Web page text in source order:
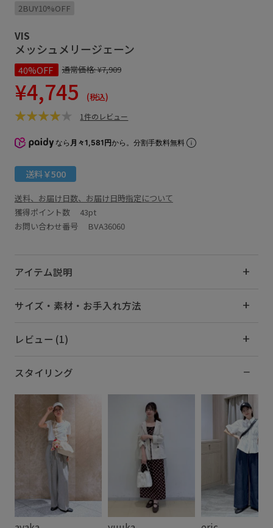
2BUY10%OFF
VIS
メッシュメリージェーン
40%OFF 通常価格:¥7,909
¥4,745 (税込)
1件のレビュー
なら 月々1,581円から。分割手数料無料
送料￥500
送料、お届け日数、お届け日時指定について
獲得ポイント数 43pt
お問い合わせ番号 BVA36060
アイテム説明
サイズ・素材・お手入れ方法
レビュー (1)
スタイリング